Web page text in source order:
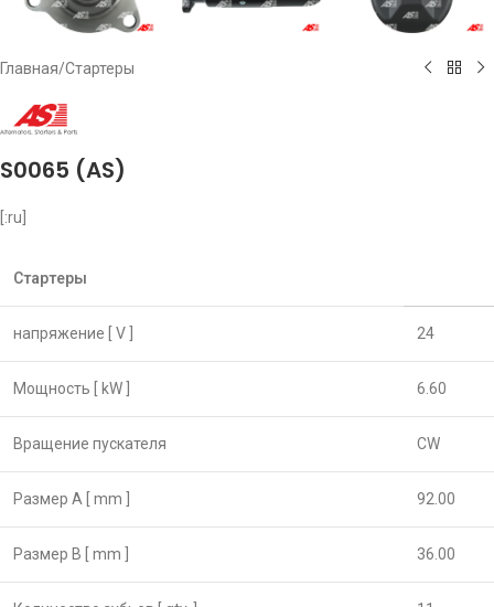
Главная/Стартеры
S0065 (AS)
[:ru]
Стартеры
напряжение [ V ] 24
Мощность [ kW ] 6.60
Вращение пускателя CW
Размер А [ mm ] 92.00
Размер B [ mm ] 36.00